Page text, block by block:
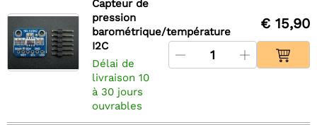
Capteur de
pression
barométrique/température
I2C
Délai de
livraison 10
à 30 jours
ouvrables
€ 15,90